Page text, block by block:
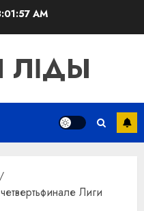
AM
ЛІДЫ
Лиги